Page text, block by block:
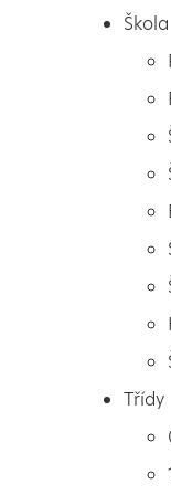
Pro
Rozvrhy
Školská
Škola
Třídy
Cesta